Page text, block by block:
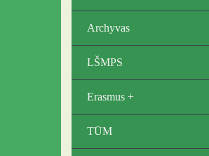
Archyvas
LŠMPS
Erasmus +
TŪM